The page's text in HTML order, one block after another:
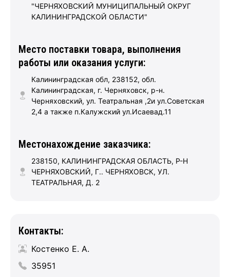
"ЧЕРНЯХОВСКИЙ МУНИЦИПАЛЬНЫЙ ОКРУГ
КАЛИНИНГРАДСКОЙ ОБЛАСТИ"
Место поставки товара, выполнения
работы или оказания услуги:
Калининградская обл, 238152, обл.
Калининградская, г. Черняховск, р-н.
Черняховский, ул. Театральная ,2и ул.Советская
2,4 а также п.Калужский ул.Исаевад.11
Местонахождение заказчика:
238150, КАЛИНИНГРАДСКАЯ ОБЛАСТЬ, Р-Н
ЧЕРНЯХОВСКИЙ, Г.. ЧЕРНЯХОВСК, УЛ.
ТЕАТРАЛЬНАЯ, Д. 2
Контакты:
Костенко Е. А.
35951